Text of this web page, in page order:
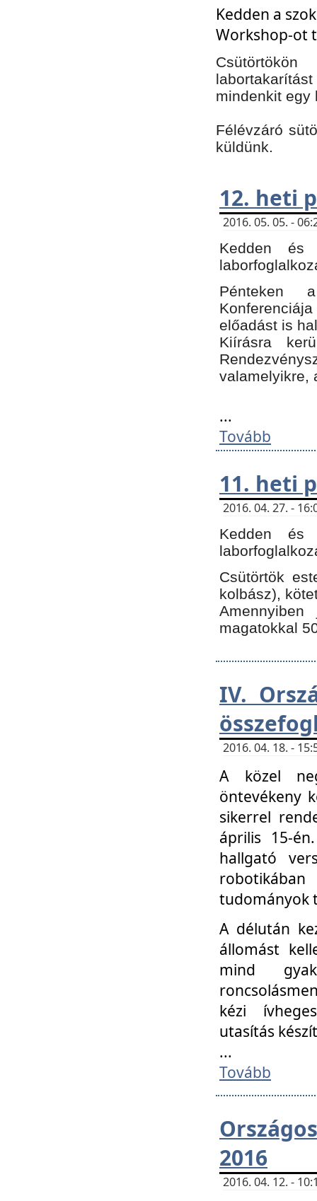
Kedden a
Workshop-ot
mindenkit
Félévzáró
küldünk.
12. heti
2016. 05. 05. -
Kedden és
Pénteken
előadást is
Kiírásra
valamelyikre,
...
Tovább
11. heti
2016. 04. 27. -
Kedden és
Csütörtök
kolbász),
Amennyiben
magatokkal
IV.
2016. 04. 18. -
A közel
öntevékeny
sikerrel
április 15-
hallgató
tudományok
A délután
állomást
mind
kézi
utasítás
...
Tovább
2016
2016. 04. 12. -